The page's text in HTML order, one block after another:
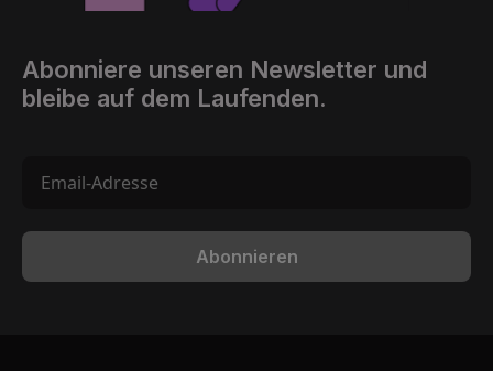
Abonniere unseren Newsletter und
bleibe auf dem Laufenden.
Abonnieren